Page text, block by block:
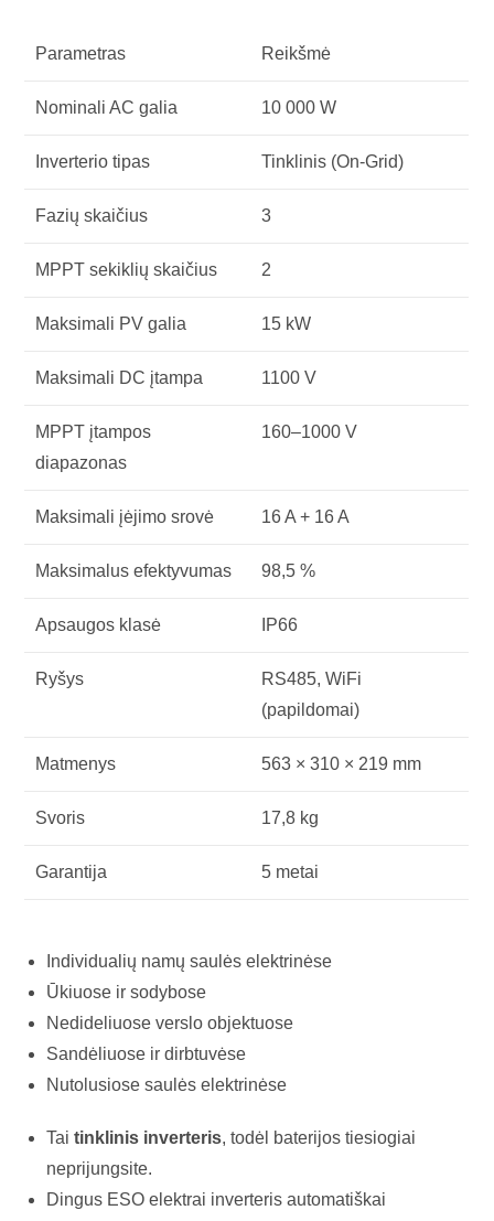
Parametras Reikšmė
Nominali AC galia 10 000 W
Inverterio tipas Tinklinis (On-Grid)
Fazių skaičius 3
MPPT sekiklių skaičius 2
Maksimali PV galia 15 kW
Maksimali DC įtampa 1100 V
MPPT įtampos
diapazonas
160–1000 V
Maksimali įėjimo srovė 16 A + 16 A
Maksimalus efektyvumas 98,5 %
Apsaugos klasė IP66
Ryšys
RS485, WiFi
(papildomai)
Matmenys 563 × 310 × 219 mm
Svoris 17,8 kg
Garantija 5 metai
Individualių namų saulės elektrinėse
Ūkiuose ir sodybose
Nedideliuose verslo objektuose
Sandėliuose ir dirbtuvėse
Nutolusiose saulės elektrinėse
Taitinklinis inverteris, todėl baterijos tiesiogiai
neprijungsite.
Dingus ESO elektrai inverteris automatiškai